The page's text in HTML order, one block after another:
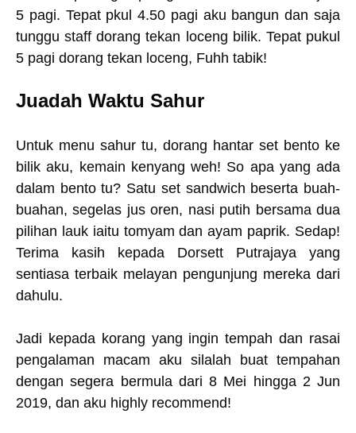
5 pagi. Tepat pkul 4.50 pagi aku bangun dan saja
tunggu staff dorang tekan loceng bilik. Tepat pukul
5 pagi dorang tekan loceng, Fuhh tabik!
Juadah Waktu Sahur
Untuk menu sahur tu, dorang hantar set bento ke
bilik aku, kemain kenyang weh! So apa yang ada
dalam bento tu? Satu set sandwich beserta buah-
buahan, segelas jus oren, nasi putih bersama dua
pilihan lauk iaitu tomyam dan ayam paprik. Sedap!
Terima kasih kepada Dorsett Putrajaya yang
sentiasa terbaik melayan pengunjung mereka dari
dahulu.
Jadi kepada korang yang ingin tempah dan rasai
pengalaman macam aku silalah buat tempahan
dengan segera bermula dari 8 Mei hingga 2 Jun
2019, dan aku highly recommend!